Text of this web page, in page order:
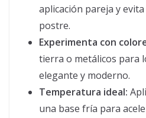
aplicación pareja y
postre.
Experimenta con
tierra o metálicos para
elegante y moderno.
Temperatura ideal:
una base fría para